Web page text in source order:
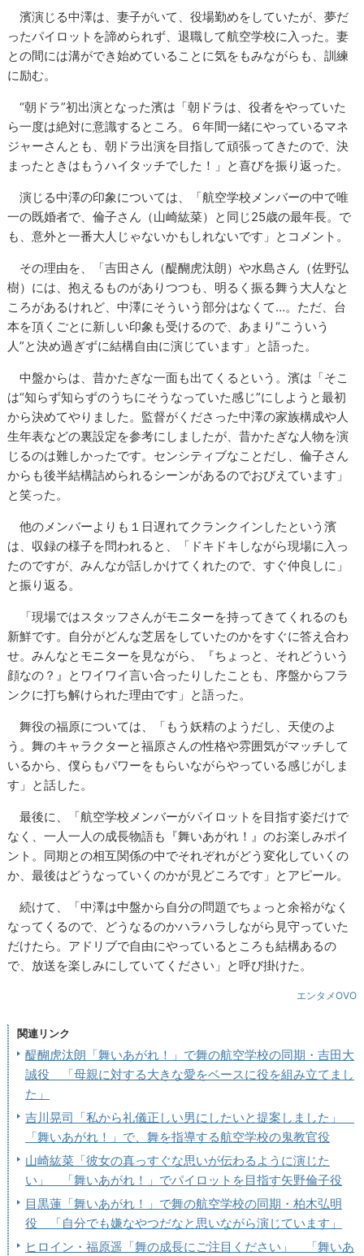
濱演じる中澤は、妻子がいて、役場勤めをしていたが、夢だ
ったパイロットを諦められず、退職して航空学校に入った。妻
との間には溝ができ始めていることに気をもみながらも、訓練
に励む。
“朝ドラ”初出演となった濱は「朝ドラは、役者をやっていた
ら一度は絶対に意識するところ。６年間一緒にやっているマネ
ジャーさんとも、朝ドラ出演を目指して頑張ってきたので、決
まったときはもうハイタッチでした！」と喜びを振り返った。
演じる中澤の印象については、「航空学校メンバーの中で唯
一の既婚者で、倫子さん（山崎紘菜）と同じ25歳の最年長。で
も、意外と一番大人じゃないかもしれないです」とコメント。
その理由を、「吉田さん（醍醐虎汰朗）や水島さん（佐野弘
樹）には、抱えるものがありつつも、明るく振る舞う大人なと
ころがあるけれど、中澤にそういう部分はなくて…。ただ、台
本を頂くごとに新しい印象も受けるので、あまり“こういう
人”と決め過ぎずに結構自由に演じています」と語った。
中盤からは、昔かたぎな一面も出てくるという。濱は「そこ
は“知らず知らずのうちにそうなっていた感じ”にしようと最初
から決めてやりました。監督がくださった中澤の家族構成や人
生年表などの裏設定を参考にしましたが、昔かたぎな人物を演
じるのは難しかったです。センシティブなことだし、倫子さん
からも後半結構詰められるシーンがあるのでおびえています」
と笑った。
他のメンバーよりも１日遅れてクランクインしたという濱
は、収録の様子を問われると、「ドキドキしながら現場に入っ
たのですが、みんなが話しかけてくれたので、すぐ仲良しに」
と振り返る。
「現場ではスタッフさんがモニターを持ってきてくれるのも
新鮮です。自分がどんな芝居をしていたのかをすぐに答え合わ
せ。みんなとモニターを見ながら、『ちょっと、それどういう
顔なの？』とワイワイ言い合ったりしたことも、序盤からフラ
ンクに打ち解けられた理由です」と語った。
舞役の福原については、「もう妖精のようだし、天使のよ
う。舞のキャラクターと福原さんの性格や雰囲気がマッチして
いるから、僕らもパワーをもらいながらやっている感じがしま
す」と話した。
最後に、「航空学校メンバーがパイロットを目指す姿だけで
なく、一人一人の成長物語も『舞いあがれ！』のお楽しみポイ
ント。同期との相互関係の中でそれぞれがどう変化していくの
か、最後はどうなっていくのかが見どころです」とアピール。
続けて、「中澤は中盤から自分の問題でちょっと余裕がなく
なってくるので、どうなるのかハラハラしながら見守っていた
だけたら。アドリブで自由にやっているところも結構あるの
で、放送を楽しみにしていてください」と呼び掛けた。
エンタメOVO
関連リンク
醍醐虎汰朗「舞いあがれ！」で舞の航空学校の同期・吉田大
誠役 「母親に対する大きな愛をベースに役を組み立てまし
た」
吉川晃司「私から礼儀正しい男にしたいと提案しました」
「舞いあがれ！」で、舞を指導する航空学校の鬼教官役
山崎紘菜「彼女の真っすぐな思いが伝わるように演じた
い」 「舞いあがれ！」でパイロットを目指す矢野倫子役
目黒蓮「舞いあがれ！」で舞の航空学校の同期・柏木弘明
役 「自分でも嫌なやつだなと思いながら演じています」
ヒロイン・福原遥「舞の成長にご注目ください」 「舞いあ